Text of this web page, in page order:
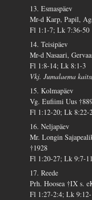
13. Esmaspäev
Mr-d Karp, Papil,
Fl 1:1-7; Lk 7:36-50
14. Teisipäev
Mr-d Nasaari,
Fl 1:8-14; Lk 8:1-3
Vkj. Jumalaema
15. Kolmapäev
Vg. Eufiimi Uus
Fl 1:12-20; Lk 8:22-
16. Neljapäev
Mr. Longin
†1928
Fl 1:20-27; Lk 9:7-11
17. Reede
Prh. Hoosea †IX s.
Fl 1:27-2:4; Lk